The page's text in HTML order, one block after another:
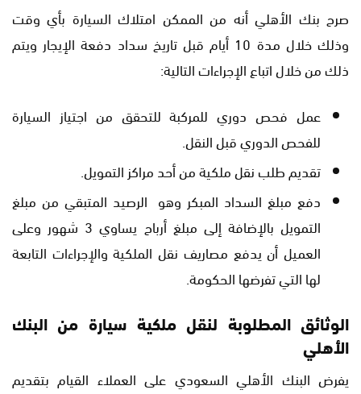
صرح بنك الأهلي أنه من الممكن امتلاك السيارة بأي وقت
وذلك خلال مدة 10 أيام قبل تاريخ سداد دفعة الإيجار ويتم
ذلك من خلال اتباع الإجراءات التالية:
عمل فحص دوري للمركبة للتحقق من اجتياز السيارة
للفحص الدوري قبل النقل.
تقديم طلب نقل ملكية من أحد مراكز التمويل.
دفع مبلغ السداد المبكر وهو الرصيد المتبقي من مبلغ
التمويل بالإضافة إلى مبلغ أرباح يساوي 3 شهور وعلى
العميل أن يدفع مصاريف نقل الملكية والإجراءات التابعة
لها التي تفرضها الحكومة.
الوثائق المطلوبة لنقل ملكية سيارة من البنك
الأهلي
يفرض البنك الأهلي السعودي على العملاء القيام بتقديم